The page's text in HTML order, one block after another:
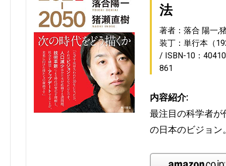
法
著者：落合 陽一,
装丁：単行本（
ISBN-10：
861
内容紹介:
最注目の科学者が
の日本のビジョン